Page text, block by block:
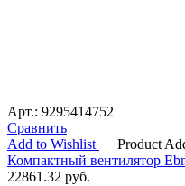
Арт.: 9295414752
Сравнить
Add to Wishlist
Product
Компактный вентилятор
22861.32 руб.